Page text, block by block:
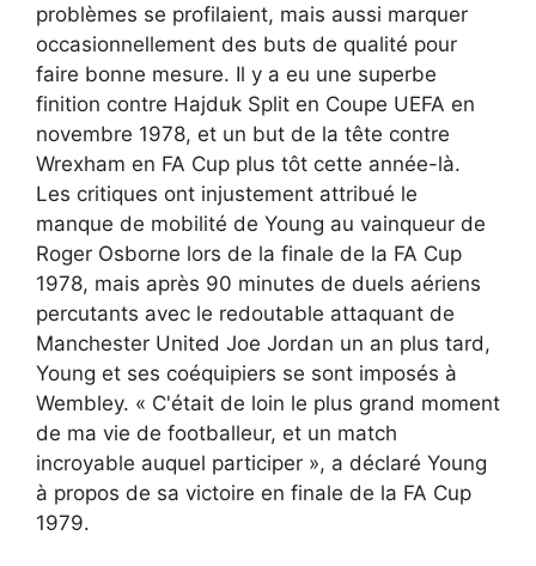
problèmes se profilaient, mais aussi marquer
occasionnellement des buts de qualité pour
faire bonne mesure. Il y a eu une superbe
finition contre Hajduk Split en Coupe UEFA en
novembre 1978, et un but de la tête contre
Wrexham en FA Cup plus tôt cette année-là.
Les critiques ont injustement attribué le
manque de mobilité de Young au vainqueur de
Roger Osborne lors de la finale de la FA Cup
1978, mais après 90 minutes de duels aériens
percutants avec le redoutable attaquant de
Manchester United Joe Jordan un an plus tard,
Young et ses coéquipiers se sont imposés à
Wembley. « C'était de loin le plus grand moment
de ma vie de footballeur, et un match
incroyable auquel participer », a déclaré Young
à propos de sa victoire en finale de la FA Cup
1979.